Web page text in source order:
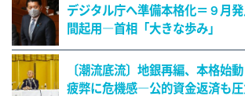
デジタル庁へ準備本格化＝９月
間起用―首相「大きな歩み」
〔潮流底流〕地銀再編、本格始
疲弊に危機感―公的資金返済も圧